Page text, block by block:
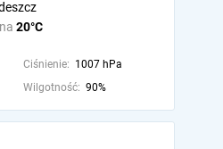
20°C
Ciśnienie: 1007 hPa
Wilgotność: 90%